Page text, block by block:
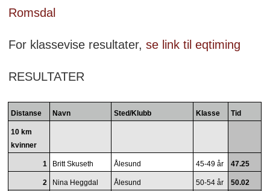
Romsdal
For klassevise resultater, se link til eqtiming
RESULTATER
Distanse Navn Sted/Klubb Klasse Tid
10 km
kvinner
1 Britt Skuseth Ålesund 45-49 år 47.25
2 Nina Heggdal Ålesund 50-54 år 50.02